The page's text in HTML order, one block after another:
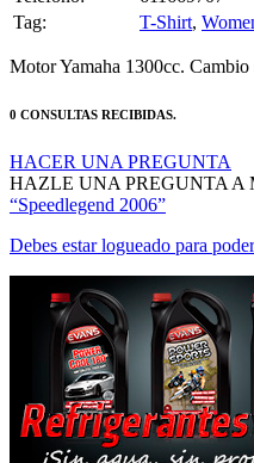
Motor Yamaha 1300cc. Cambio
HAZLE UNA PREGUNTA A
“Speedlegend 2006”
Debes estar logueado para